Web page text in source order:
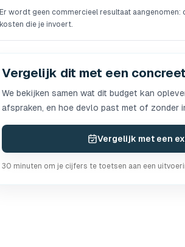
Er wordt geen commercieel resultaat
kosten die je invoert.
Vergelijk dit met een
We bekijken samen wat dit budget kan
afspraken, en hoe devlo past met of zonder
Vergelijk met een
30 minuten om je cijfers te toetsen aan een